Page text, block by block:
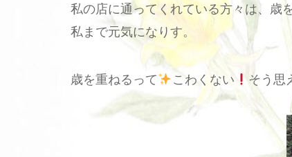
私の店に通ってくれている方々は、歳
私まで元気になりす。
歳を重ねるって こわくない そう思